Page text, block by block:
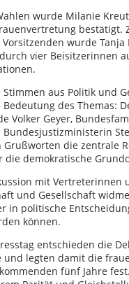
wurde Milanie
bestätigt.
wurde Tanja
vier Beisitzerinnen
aus Politik und
des Themas:
Volker Geyer,
Bundesjustizministerin
die zentrale
die demokratische
mit Vertreterinnen
und Gesellschaft
in politische
können.
entschieden die
und legten damit die
fünf Jahre